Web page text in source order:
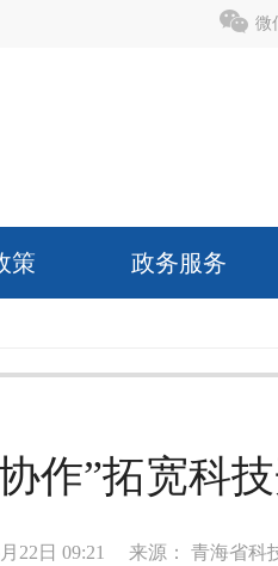
微
策 政务服务
作”拓宽科
月22日 09:21 来源： 青海省科